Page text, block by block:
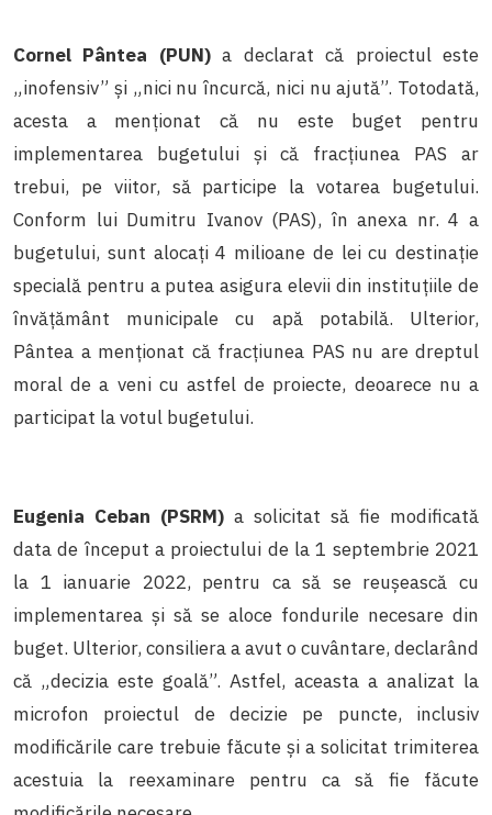
Cornel Pântea (PUN)a declarat că proiectul este
„inofensiv” și „nici nu încurcă, nici nu ajută”. Totodată,
acesta a menționat că nu este buget pentru
implementarea bugetului și că fracțiunea PAS ar
trebui, pe viitor, să participe la votarea bugetului.
Conform lui Dumitru Ivanov (PAS), în anexa nr. 4 a
bugetului, sunt alocați 4 milioane de lei cu destinație
specială pentru a putea asigura elevii din instituțiile de
învățământ municipale cu apă potabilă. Ulterior,
Pântea a menționat că fracțiunea PAS nu are dreptul
moral de a veni cu astfel de proiecte, deoarece nu a
participat la votul bugetului.
Eugenia Ceban (PSRM) a solicitat să fie modificată
data de început a proiectului de la 1 septembrie 2021
la 1 ianuarie 2022, pentru ca să se reușească cu
implementarea și să se aloce fondurile necesare din
buget. Ulterior, consiliera a avut o cuvântare, declarând
că „decizia este goală”. Astfel, aceasta a analizat la
microfon proiectul de decizie pe puncte, inclusiv
modificările care trebuie făcute și a solicitat trimiterea
acestuia la reexaminare pentru ca să fie făcute